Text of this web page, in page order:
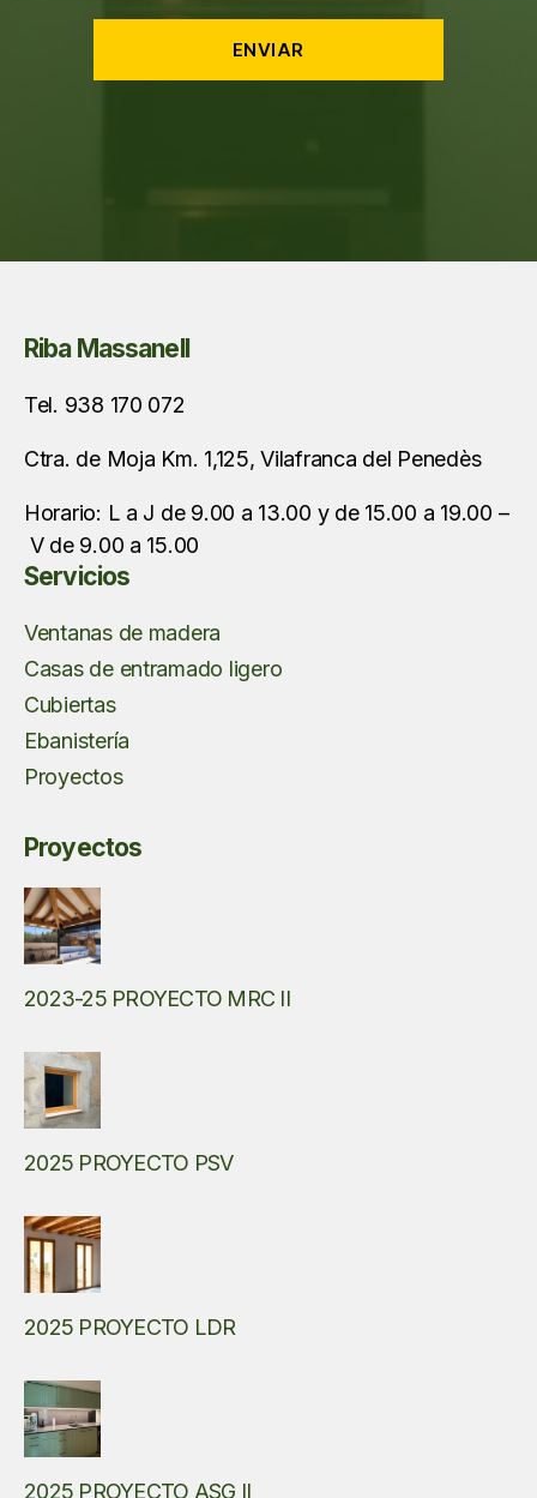
Riba Massanell
Tel. 938 170 072
Ctra. de Moja Km. 1,125, Vilafranca del Penedès
Horario: L a J de 9.00 a 13.00 y de 15.00 a 19.00 –
V de 9.00 a 15.00
Servicios
Ventanas de madera
Casas de entramado ligero
Cubiertas
Ebanistería
Proyectos
Proyectos
2023-25 PROYECTO MRC II
2025 PROYECTO PSV
2025 PROYECTO LDR
2025 PROYECTO ASG II